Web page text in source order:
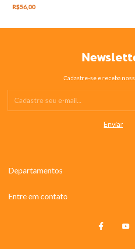
R$56,00
Cadastre-se e receba
Departamentos
Entre em contato